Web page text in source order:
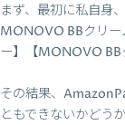
まず、最初に私自身
MONOVO BBクリ
ー】【MONOVO BB
その結果、
ともできないかどう